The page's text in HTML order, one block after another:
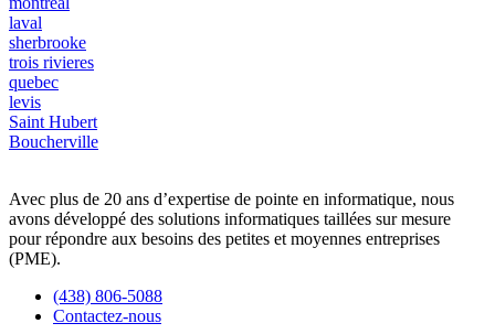
laval
sherbrooke
trois rivieres
quebec
levis
Saint Hubert
Boucherville
Avec plus de 20 ans d’expertise de pointe en informatique, nous
avons développé des solutions informatiques taillées sur mesure
pour répondre aux besoins des petites et moyennes entreprises
(PME).
(438) 806-5088
Contactez-nous